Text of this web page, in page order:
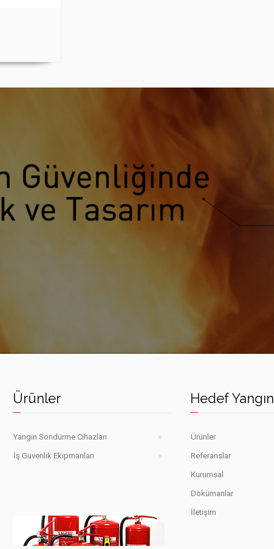
Ürünler
Yangın Söndürme Cihazları
İş Güvenlik Ekipmanları
Hedef Yangın
Ürünler
Referanslar
Kurumsal
Dökümanlar
İletişim